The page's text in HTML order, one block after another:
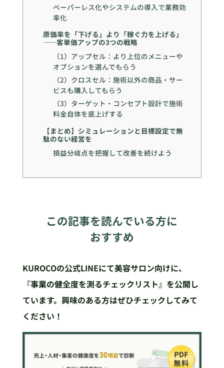
ペーパーレス化やシステムの導入で業務効
率化
原価率を「下げる」より「稼ぐ力を上げる」
——客単価アップの3つの戦略
（1）アップセル：より上位のメニューや
オプションを選んでもらう
（2）クロスセル：施術以外の商品・サー
ビスも購入してもらう
（3）ターゲット・コンセプト設計で施術
料金自体を底上げする
【まとめ】シミュレーションと目標設定で無
駄のない経営を
損益分岐点を把握して改善を続けよう
この記事を読んでいる方に
おすすめ
KUROCOの公式LINEにて美容サロン向けに、
『事業の健全度を測るチェックリスト』を公開し
ています。興味のある方はぜひチェックしてみて
ください！